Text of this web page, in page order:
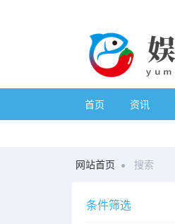
首页 资讯
网站首页 搜索
条件筛选